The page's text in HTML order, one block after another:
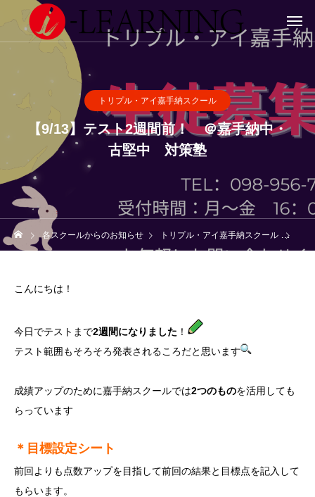
トリプル・アイ嘉手納スクール
【9/13】テスト2週間前！ ＠嘉手納中・
古堅中 対策塾
各スクールからのお知らせ トリプル・アイ嘉手納スクール
こんにちは！
今日でテストまで2週間になりました ！
テスト範囲もそろそろ発表されるころだと思います
成績アップのために嘉手納スクールでは2つのものを活用しても
らっています
＊ 目標設定シート
前回よりも点数アップを目指して前回の結果と目標点を記入して
もらいます。